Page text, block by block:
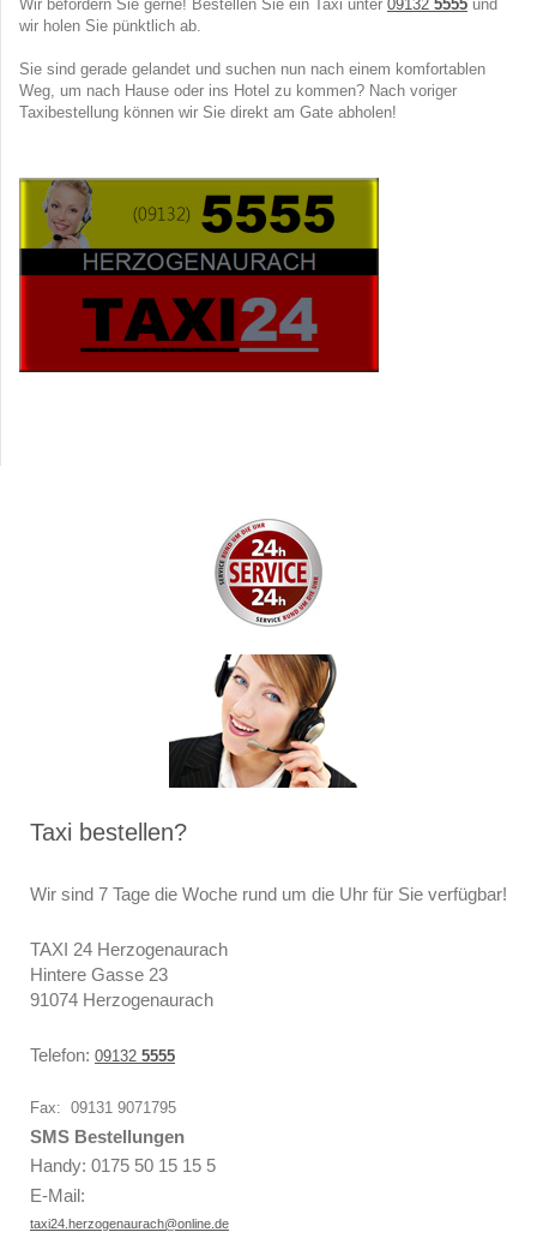
Wir befördern Sie gerne! Bestellen Sie ein Taxi unter 09132 5555 und
wir holen Sie pünktlich ab.
Sie sind gerade gelandet und suchen nun nach einem komfortablen
Weg, um nach Hause oder ins Hotel zu kommen? Nach voriger
Taxibestellung können wir Sie direkt am Gate abholen!
Taxi bestellen?
Wir sind 7 Tage die Woche rund um die Uhr für Sie verfügbar!
TAXI 24 Herzogenaurach
Hintere Gasse 23
91074 Herzogenaurach
Telefon: 09132 5555
Fax: 09131 9071795
SMS Bestellungen
Handy: 0175 50 15 15 5
E-Mail:
taxi24.herzogenaurach@online.de